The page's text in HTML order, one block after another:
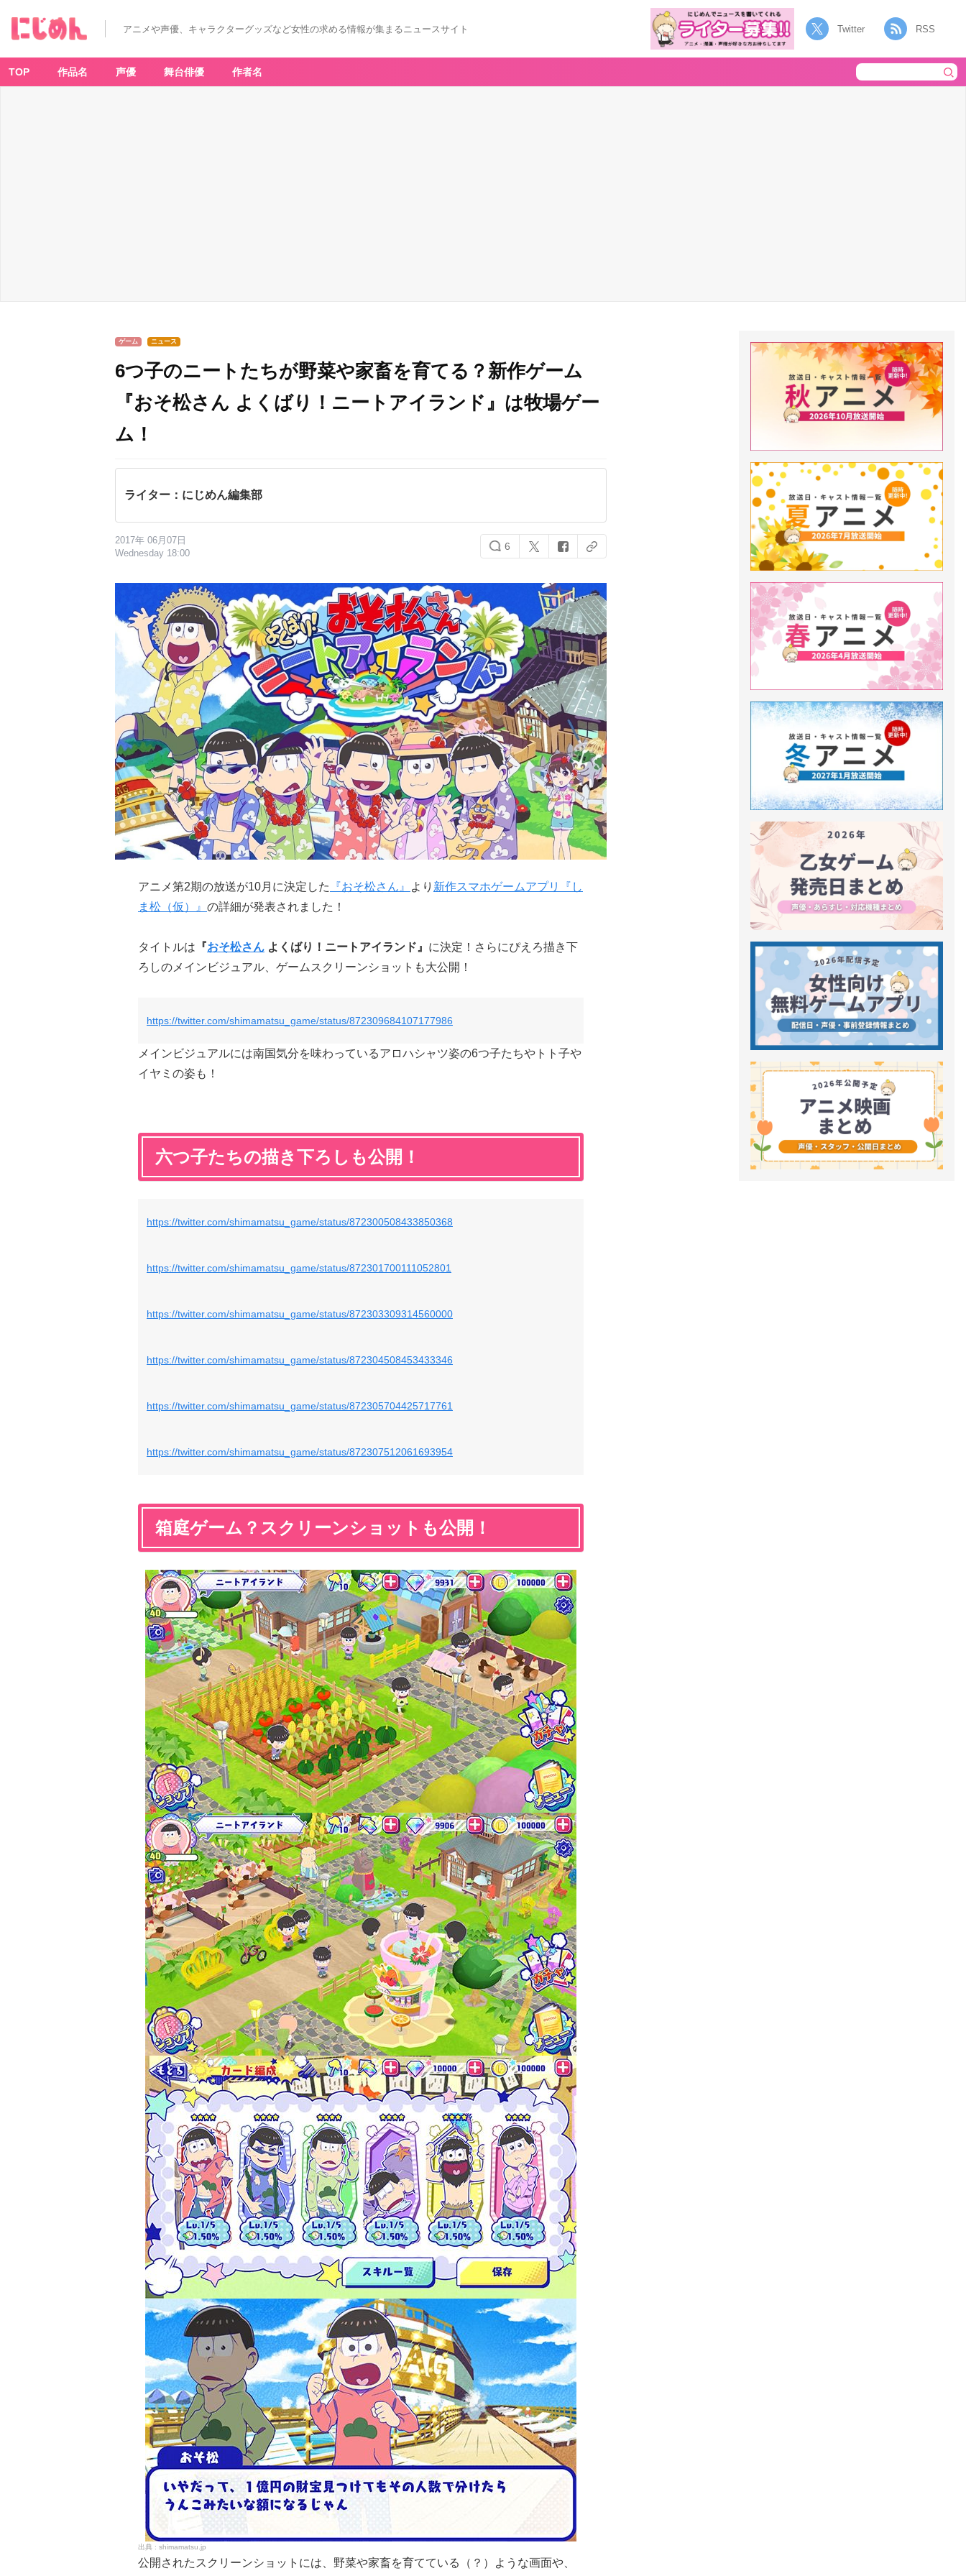
アニメや声優、キャラクターグッズなど女性の求める情報が集まるニュースサイト Twitter RSS
TOP 作品名 声優 舞台俳優 作者名
ゲーム ニュース
6つ子のニートたちが野菜や家畜を育てる？新作ゲーム
『おそ松さん よくばり！ニートアイランド』は牧場ゲー
ム！
ライター：にじめん編集部
2017年 06月07日
Wednesday 18:00
6
アニメ第2期の放送が10月に決定した 『おそ松さん』 より 新作スマホゲームアプリ『し
ま松（仮）』 の詳細が発表されました！
タイトルは 『おそ松さん よくばり！ニートアイランド』 に決定！さらにぴえろ描き下
ろしのメインビジュアル、ゲームスクリーンショットも大公開！
https://twitter.com/shimamatsu_game/status/872309684107177986
メインビジュアルには南国気分を味わっているアロハシャツ姿の6つ子たちやトト子や
イヤミの姿も！
六つ子たちの描き下ろしも公開！
https://twitter.com/shimamatsu_game/status/872300508433850368
https://twitter.com/shimamatsu_game/status/872301700111052801
https://twitter.com/shimamatsu_game/status/872303309314560000
https://twitter.com/shimamatsu_game/status/872304508453433346
https://twitter.com/shimamatsu_game/status/872305704425717761
https://twitter.com/shimamatsu_game/status/872307512061693954
箱庭ゲーム？スクリーンショットも公開！
shimamatsu.jp
公開されたスクリーンショットには、野菜や家畜を育てている（？）ような画面や、